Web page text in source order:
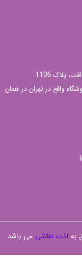
پلاک 1106
واقع در تهران در همان
به لذت نقاشی می باشد.